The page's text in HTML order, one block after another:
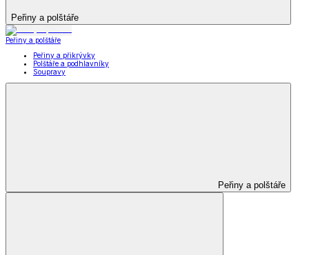
Peřiny a polštáře
Peřiny a polštáře
Peřiny a přikrývky
Polštáře a podhlavníky
Soupravy
Peřiny a polštáře